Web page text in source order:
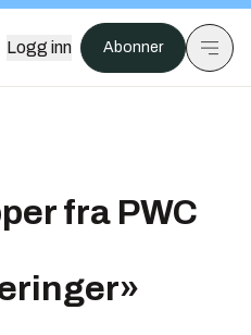
Logg inn Abonner
fra PWC